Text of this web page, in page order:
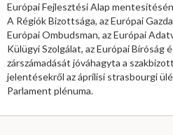
Európai Fejlesztési Alap
A Régiók Bizottsága, az Európai
Európai Ombudsman, az Európai
Külügyi Szolgálat, az Európai Bíróság
zárszámadását jóváhagyta a
jelentésekről az áprilisi strasbourgi
Parlament plénuma.